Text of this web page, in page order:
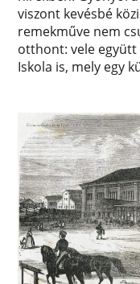
viszont kevésbé
remekműve nem
otthont: vele
Iskola is, mely egy